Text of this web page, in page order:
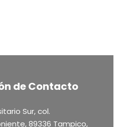
de Contacto
Sur, col.
89336 Tampico,